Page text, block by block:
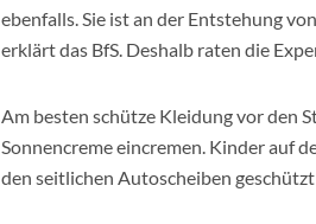
ebenfalls. Sie ist an der Entstehung
erklärt das BfS. Deshalb raten die
Am besten schütze Kleidung vor den
Sonnencreme eincremen. Kinder auf
den seitlichen Autoscheiben